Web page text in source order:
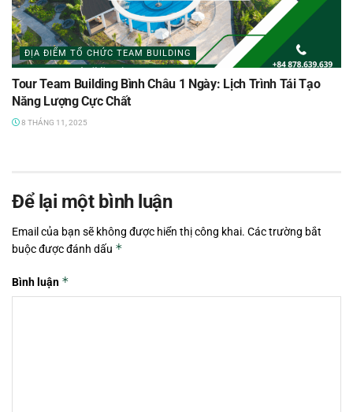
ĐỊA ĐIỂM TỔ CHỨC TEAM BUILDING
Tour Team Building Bình Châu 1 Ngày: Lịch Trình Tái Tạo
Năng Lượng Cực Chất
8 THÁNG 11, 2025
Để lại một bình luận
Email của bạn sẽ không được hiển thị công khai. Các trường bắt
buộc được đánh dấu *
Bình luận *